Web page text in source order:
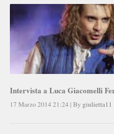
Intervista a Luca Giacomelli
17 Marzo 2014 21:24 | By giulietta11